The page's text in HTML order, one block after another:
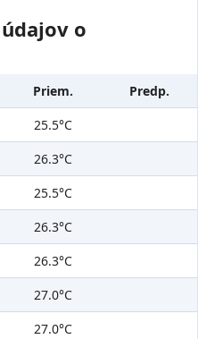
o
Priem.
Predp.
25.5°C
26.3°C
25.5°C
26.3°C
26.3°C
27.0°C
27.0°C